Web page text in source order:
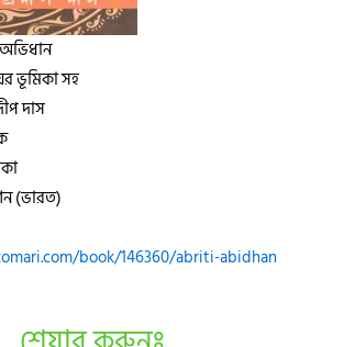
ভূমিকা সহ
দাস
(ভারত)
book/146360/abriti-abidhan